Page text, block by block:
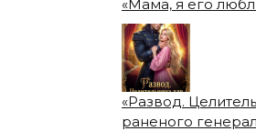
«Мама, я его
«Развод.
раненого